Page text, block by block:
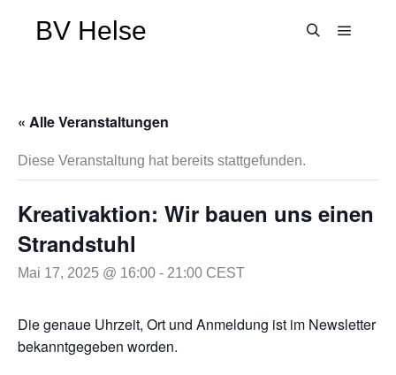
BV Helse
« Alle Veranstaltungen
Diese Veranstaltung hat bereits stattgefunden.
Kreativaktion: Wir bauen uns einen
Strandstuhl
Mai 17, 2025 @ 16:00 - 21:00 CEST
Die genaue Uhrzeit, Ort und Anmeldung ist im Newsletter
bekanntgegeben worden.